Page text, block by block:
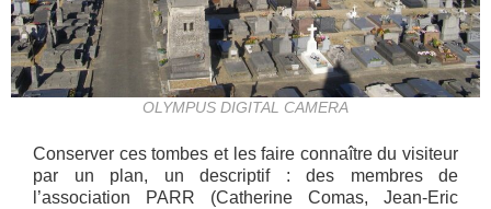
OLYMPUS DIGITAL CAMERA
Conserver ces tombes et les faire connaître du visiteur
par un plan, un descriptif : des membres de
l’association PARR (Catherine Comas, Jean-Eric